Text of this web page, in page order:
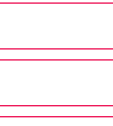
HERNALS
und